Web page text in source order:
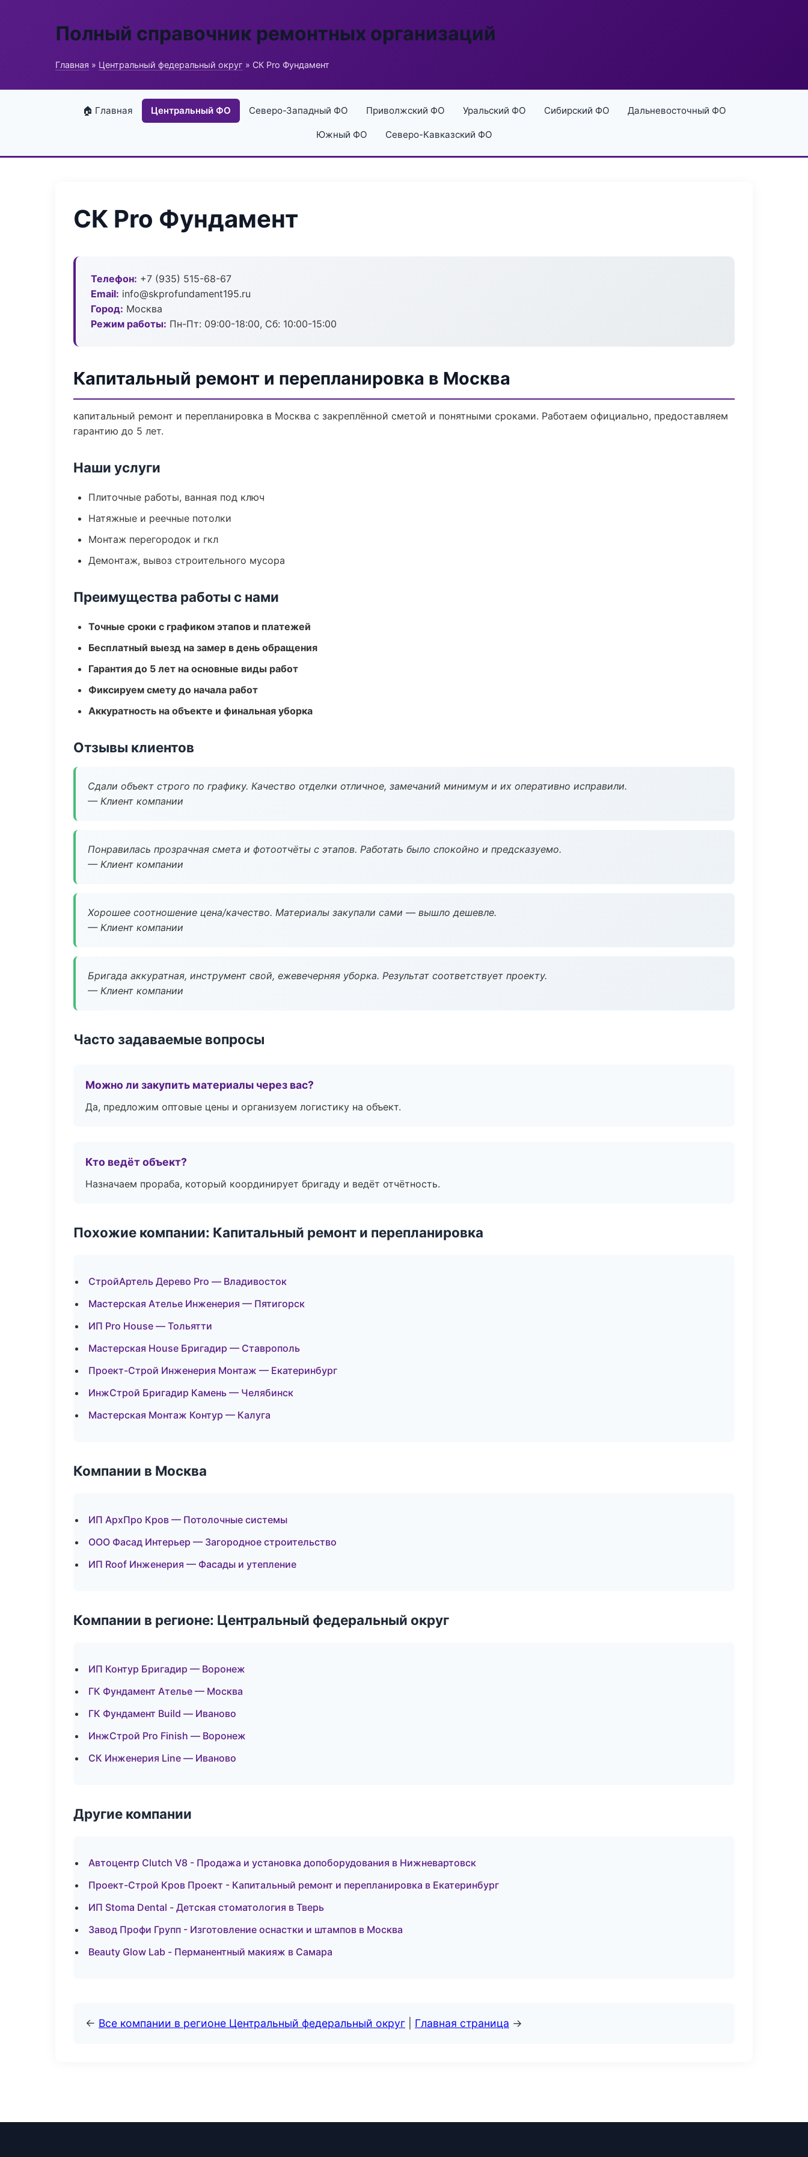
Полный справочник ремонтных организаций
Главная » Центральный федеральный округ » СК Pro Фундамент
🏠 Главная Центральный ФО Северо-Западный ФО Приволжский ФО Уральский ФО Сибирский ФО Дальневосточный ФО
Южный ФО Северо-Кавказский ФО
СК Pro Фундамент
Телефон: +7 (935) 515-68-67
Email: info@skprofundament195.ru
Город: Москва
Режим работы: Пн-Пт: 09:00-18:00, Сб: 10:00-15:00
Капитальный ремонт и перепланировка в Москва
капитальный ремонт и перепланировка в Москва с закреплённой сметой и понятными сроками. Работаем официально, предоставляем
гарантию до 5 лет.
Наши услуги
Плиточные работы, ванная под ключ
Натяжные и реечные потолки
Монтаж перегородок и гкл
Демонтаж, вывоз строительного мусора
Преимущества работы с нами
Точные сроки с графиком этапов и платежей
Бесплатный выезд на замер в день обращения
Гарантия до 5 лет на основные виды работ
Фиксируем смету до начала работ
Аккуратность на объекте и финальная уборка
Отзывы клиентов
Сдали объект строго по графику. Качество отделки отличное, замечаний минимум и их оперативно исправили.
— Клиент компании
Понравилась прозрачная смета и фотоотчёты с этапов. Работать было спокойно и предсказуемо.
— Клиент компании
Хорошее соотношение цена/качество. Материалы закупали сами — вышло дешевле.
— Клиент компании
Бригада аккуратная, инструмент свой, ежевечерняя уборка. Результат соответствует проекту.
— Клиент компании
Часто задаваемые вопросы
Можно ли закупить материалы через вас?
Да, предложим оптовые цены и организуем логистику на объект.
Кто ведёт объект?
Назначаем прораба, который координирует бригаду и ведёт отчётность.
Похожие компании: Капитальный ремонт и перепланировка
СтройАртель Дерево Pro — Владивосток
Мастерская Ателье Инженерия — Пятигорск
ИП Pro House — Тольятти
Мастерская House Бригадир — Ставрополь
Проект-Строй Инженерия Монтаж — Екатеринбург
ИнжСтрой Бригадир Камень — Челябинск
Мастерская Монтаж Контур — Калуга
Компании в Москва
ИП АрхПро Кров — Потолочные системы
ООО Фасад Интерьер — Загородное строительство
ИП Roof Инженерия — Фасады и утепление
Компании в регионе: Центральный федеральный округ
ИП Контур Бригадир — Воронеж
ГК Фундамент Ателье — Москва
ГК Фундамент Build — Иваново
ИнжСтрой Pro Finish — Воронеж
СК Инженерия Line — Иваново
Другие компании
Автоцентр Clutch V8 - Продажа и установка допоборудования в Нижневартовск
Проект-Строй Кров Проект - Капитальный ремонт и перепланировка в Екатеринбург
ИП Stoma Dental - Детская стоматология в Тверь
Завод Профи Групп - Изготовление оснастки и штампов в Москва
Beauty Glow Lab - Перманентный макияж в Самара
← Все компании в регионе Центральный федеральный округ Главная страница →